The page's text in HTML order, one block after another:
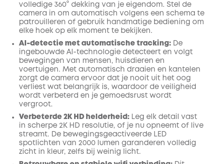
volledige 360° dekking van je eigendom. Stel de
camera in om automatisch volgens een schema te
patrouilleren of gebruik handmatige bediening om
elke hoek op elk moment te bekijken.
AI-detectie met automatische tracking: De
ingebouwde AI-technologie detecteert en volgt
bewegingen van mensen, huisdieren en
voertuigen. Met automatisch draaien en kantelen
zorgt de camera ervoor dat je nooit uit het oog
verliest wat belangrijk is, waardoor de veiligheid
wordt verbeterd en je gemoedsrust wordt
vergroot.
Verbeterde 2K HD helderheid: Leg elk detail vast
in scherpe 2K HD resolutie, of je nu opneemt of live
streamt. De bewegingsgeactiveerde LED
spotlichten van 2000 lumen garanderen volledig
zicht in kleur, zelfs bij weinig licht.